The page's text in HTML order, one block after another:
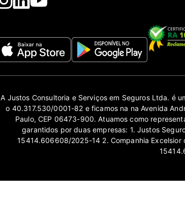
A Justos Consultoria e Serviços em Seguros Ltda. é
o 40.317.530/0001-82 e ficamos na na Avenida
Paulo, CEP 06473-900. Atuamos como
garantidos por duas empresas: 1. Justos
15414.606608/2025-14 2. Companhia Excelsior